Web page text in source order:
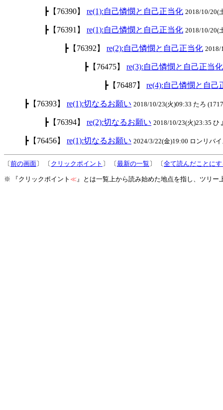
┣【76390】 re(1):自己憐憫と自己正当化 2018/10/20(
┣【76391】 re(1):自己憐憫と自己正当化 2018/10/20(
┣【76392】 re(2):自己憐憫と自己正当化 2018/
┣【76475】 re(3):自己憐憫と自己正当化
┣【76487】 re(4):自己憐憫と自己
┣【76393】 re(1):切なるお願い 2018/10/23(火)09:33 たろ
┣【76394】 re(2):切なるお願い 2018/10/23(火)23:35 ひ
┣【76456】 re(1):切なるお願い 2024/3/22(金)19:00 ロンリバ
〔前の画面〕 〔 クリックポイント 〕 〔最新の一覧 〕 〔全て読んだことに
※ 『クリックポイント ≪』とは一覧上から読み始めた地点を指し、ツリ